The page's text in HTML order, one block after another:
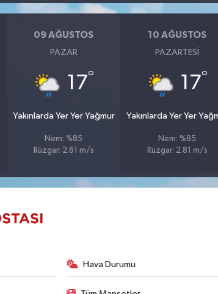
09 AĞUSTOS
PAZAR
17°
Yakınlarda Yer Yer Yağmur
Nem: %85
Rüzgar: 2.61 m/s
10 AĞUSTOS
PAZARTESI
17°
Yakınlarda Yer Yer
Nem: %85
Rüzgar: 2.81 m/s
Hava Durumu